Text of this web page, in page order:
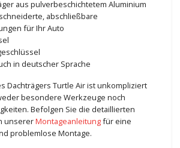
aus pulverbeschichtetem Aluminium
abschließbare
für Ihr Auto
in deutscher Sprache
Dachträgers Turtle Air ist unkompliziert
besondere Werkzeuge noch
Befolgen Sie die detaillierten
unsererMontageanleitungfür eine
problemlose Montage.